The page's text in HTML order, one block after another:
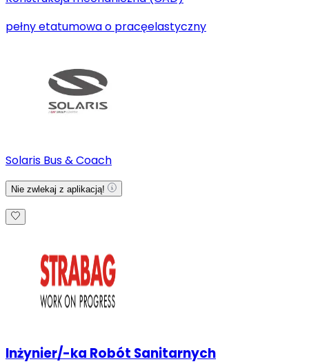
pełny etatumowa o pracęelastyczny
Solaris Bus & Coach
Nie zwlekaj z aplikacją!
Inżynier/-ka Robót Sanitarnych